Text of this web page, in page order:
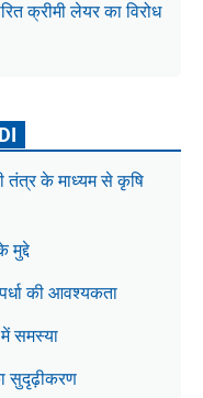
क्रीमी लेयर का विरोध
तंत्र के माध्यम से कृषि
मुद्दे
की आवश्यकता
में समस्या
सुदृढ़ीकरण